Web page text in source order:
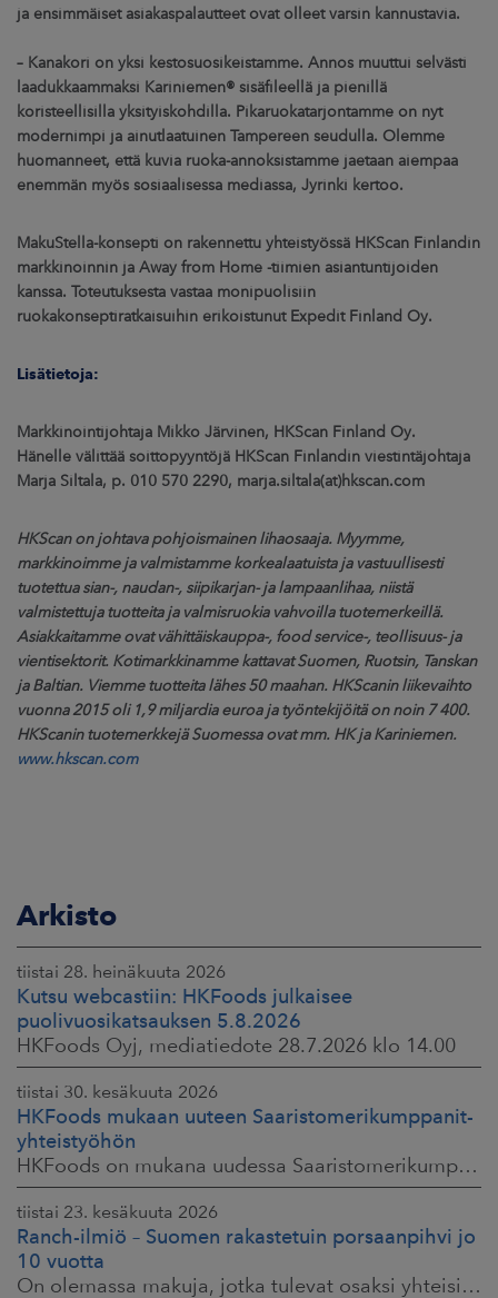
ja ensimmäiset asiakaspalautteet ovat olleet varsin kannustavia.
– Kanakori on yksi kestosuosikeistamme. Annos muuttui selvästi
laadukkaammaksi Kariniemen® sisäfileellä ja pienillä
koristeellisilla yksityiskohdilla. Pikaruokatarjontamme on nyt
modernimpi ja ainutlaatuinen Tampereen seudulla. Olemme
huomanneet, että kuvia ruoka-annoksistamme jaetaan aiempaa
enemmän myös sosiaalisessa mediassa, Jyrinki kertoo.
MakuStella-konsepti on rakennettu yhteistyössä HKScan Finlandin
markkinoinnin ja Away from Home -tiimien asiantuntijoiden
kanssa. Toteutuksesta vastaa monipuolisiin
ruokakonseptiratkaisuihin erikoistunut Expedit Finland Oy.
Lisätietoja:
Markkinointijohtaja Mikko Järvinen, HKScan Finland Oy.
Hänelle välittää soittopyyntöjä HKScan Finlandin viestintäjohtaja
Marja Siltala, p. 010 570 2290, marja.siltala(at)hkscan.com
HKScan on johtava pohjoismainen lihaosaaja. Myymme,
markkinoimme ja valmistamme korkealaatuista ja vastuullisesti
tuotettua sian-, naudan-, siipikarjan- ja lampaanlihaa, niistä
valmistettuja tuotteita ja valmisruokia vahvoilla tuotemerkeillä.
Asiakkaitamme ovat vähittäiskauppa-, food service-, teollisuus- ja
vientisektorit. Kotimarkkinamme kattavat Suomen, Ruotsin, Tanskan
ja Baltian. Viemme tuotteita lähes 50 maahan. HKScanin liikevaihto
vuonna 2015 oli 1,9 miljardia euroa ja työntekijöitä on noin 7 400.
HKScanin tuotemerkkejä Suomessa ovat mm. HK ja Kariniemen.
www.hkscan.com
Arkisto
tiistai 28. heinäkuuta 2026
Kutsu webcastiin: HKFoods julkaisee
puolivuosikatsauksen 5.8.2026
HKFoods Oyj, mediatiedote 28.7.2026 klo 14.00
tiistai 30. kesäkuuta 2026
HKFoods mukaan uuteen Saaristomerikumppanit-
yhteistyöhön
HKFoods on mukana uudessa Saaristomerikumppanit-hankkeessa, joka kokoaa yhteen elintarviketeollisuuden, kaupan, maataloustuottajat ja asiantuntijat. Tavoitteena
tiistai 23. kesäkuuta 2026
Ranch-ilmiö – Suomen rakastetuin porsaanpihvi jo
10 vuotta
On olemassa makuja, jotka tulevat osaksi yhteisiä ruokahetkiä ja -muistoja. HK® Viljaporsaan fileepihvi Ranch on juuri sellainen. Klassikko, joka on hallinnut